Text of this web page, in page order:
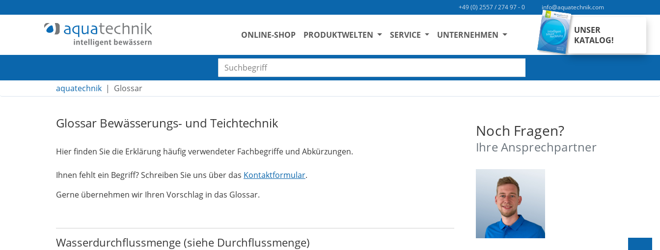
+49 (0) 2557 / 274 97 - 0 info@aquatechnik.com
Navigation
ONLINE-SHOP PRODUKTWELTEN SERVICE UNTERNEHMEN
Suchbegriff eingeben
aquatechnik
Glossar
Glossar Bewässerungs- und Teichtechnik
Hier finden Sie die Erklärung häufig verwendeter Fachbegriffe und Abkürzungen.
Ihnen fehlt ein Begriff? Schreiben Sie uns über das Kontaktformular.
Gerne übernehmen wir Ihren Vorschlag in das Glossar.
Wasserdurchflussmenge (siehe Durchflussmenge)
Noch Fragen?
Ihre Ansprechpartner
UNSER
KATALOG!